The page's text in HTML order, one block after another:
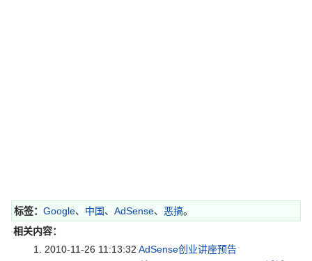
标签： Google、 中国、 AdSense、 恶搞。
相关内容：
2010-11-26 11:13:32 AdSense创业讲座预告